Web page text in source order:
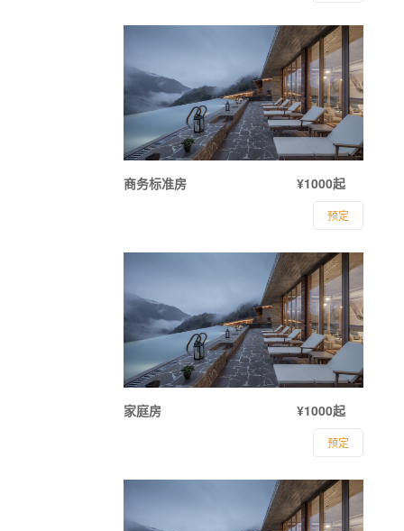
商务标准房 ¥1000起
预定
家庭房 ¥1000起
预定